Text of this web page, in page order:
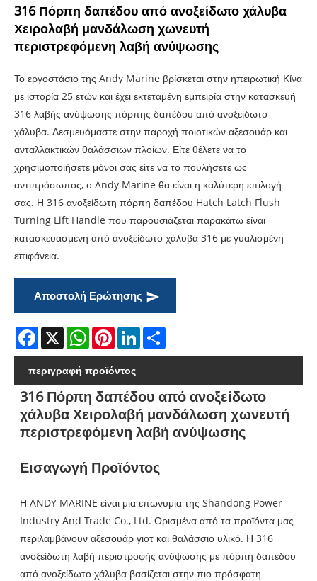
316 Πόρπη δαπέδου από ανοξείδωτο χάλυβα
Χειρολαβή μανδάλωση χωνευτή
περιστρεφόμενη λαβή ανύψωσης
Το εργοστάσιο της Andy Marine βρίσκεται στην ηπειρωτική Κίνα
με ιστορία 25 ετών και έχει εκτεταμένη εμπειρία στην κατασκευή
316 λαβής ανύψωσης πόρπης δαπέδου από ανοξείδωτο
χάλυβα. Δεσμευόμαστε στην παροχή ποιοτικών αξεσουάρ και
ανταλλακτικών θαλάσσιων πλοίων. Είτε θέλετε να το
χρησιμοποιήσετε μόνοι σας είτε να το πουλήσετε ως
αντιπρόσωπος, ο Andy Marine θα είναι η καλύτερη επιλογή
σας. Η 316 ανοξείδωτη πόρπη δαπέδου Hatch Latch Flush
Turning Lift Handle που παρουσιάζεται παρακάτω είναι
κατασκευασμένη από ανοξείδωτο χάλυβα 316 με γυαλισμένη
επιφάνεια.
Αποστολή Ερώτησης
Facebook
X WhatsAppPinterestLinkedIn
περιγραφή προϊόντος
316 Πόρπη δαπέδου από ανοξείδωτο
χάλυβα Χειρολαβή μανδάλωση χωνευτή
περιστρεφόμενη λαβή ανύψωσης
Εισαγωγή Προϊόντος
Η ANDY MARINE είναι μια επωνυμία της Shandong Power
Industry And Trade Co., Ltd. Ορισμένα από τα προϊόντα μας
περιλαμβάνουν αξεσουάρ γιοτ και θαλάσσιο υλικό. Η 316
ανοξείδωτη λαβή περιστροφής ανύψωσης με πόρπη δαπέδου
από ανοξείδωτο χάλυβα βασίζεται στην πιο πρόσφατη